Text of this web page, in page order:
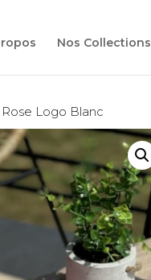
Nos Collections
Logo Blanc